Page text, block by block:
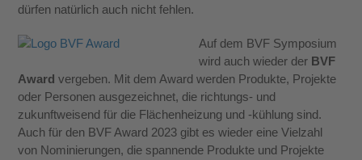
dürfen natürlich auch nicht fehlen.
Auf dem BVF Symposium
wird auch wieder der BVF
Award vergeben. Mit dem Award werden Produkte, Projekte
oder Personen ausgezeichnet, die richtungs- und
zukunftweisend für die Flächenheizung und -kühlung sind.
Auch für den BVF Award 2023 gibt es wieder eine Vielzahl
von Nominierungen, die spannende Produkte und Projekte